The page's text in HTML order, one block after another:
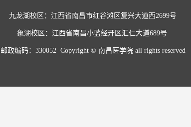
九龙湖校区：江西省南昌市红谷滩区复兴大道西2699号
象湖校区：江西省南昌小蓝经开区汇仁大道689号
邮政编码：330052  Copyright © 南昌医学院 all rights reserved